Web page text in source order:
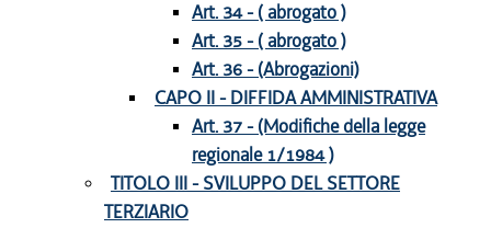
Art. 34 - ( abrogato )
Art. 35 - ( abrogato )
Art. 36 - (Abrogazioni)
CAPO II - DIFFIDA AMMINISTRATIVA
Art. 37 - (Modifiche della legge
regionale 1/1984 )
TITOLO III - SVILUPPO DEL SETTORE
TERZIARIO